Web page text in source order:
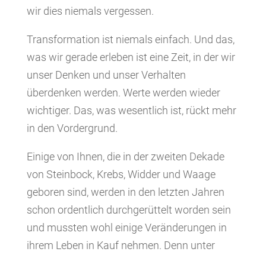
wir dies niemals vergessen.
Transformation ist niemals einfach. Und das,
was wir gerade erleben ist eine Zeit, in der wir
unser Denken und unser Verhalten
überdenken werden. Werte werden wieder
wichtiger. Das, was wesentlich ist, rückt mehr
in den Vordergrund.
Einige von Ihnen, die in der zweiten Dekade
von Steinbock, Krebs, Widder und Waage
geboren sind, werden in den letzten Jahren
schon ordentlich durchgerüttelt worden sein
und mussten wohl einige Veränderungen in
ihrem Leben in Kauf nehmen. Denn unter